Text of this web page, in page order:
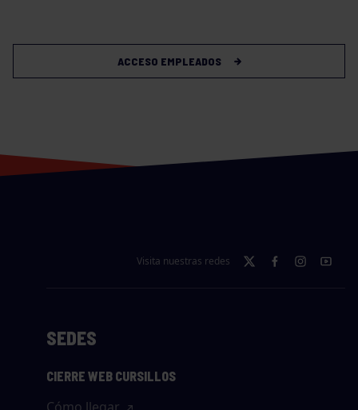
ACCESO EMPLEADOS
Visita nuestras redes
SEDES
CIERRE WEB CURSILLOS